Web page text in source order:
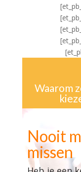
Waarom
Nooit
missen